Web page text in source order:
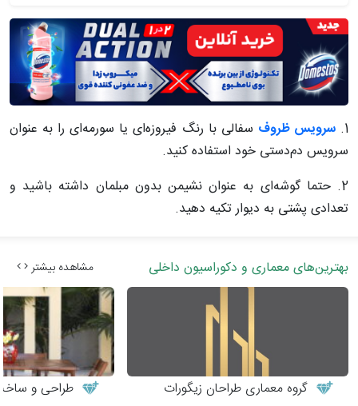
1. سرویس ظروف سفالی با رنگ فیروزه‌ای یا سورمه‌ای را به عنوان
سرویس دم‌دستی خود استفاده کنید.
2. حتما گوشه‌ای به عنوان نشیمن بدون مبلمان داشته باشید و
تعدادی پشتی به دیوار تکیه دهید.
بهترین‌های معماری و دکوراسیون داخلی مشاهده بیشتر
گروه معماری طراحان زیگورات طراحی و ساخت